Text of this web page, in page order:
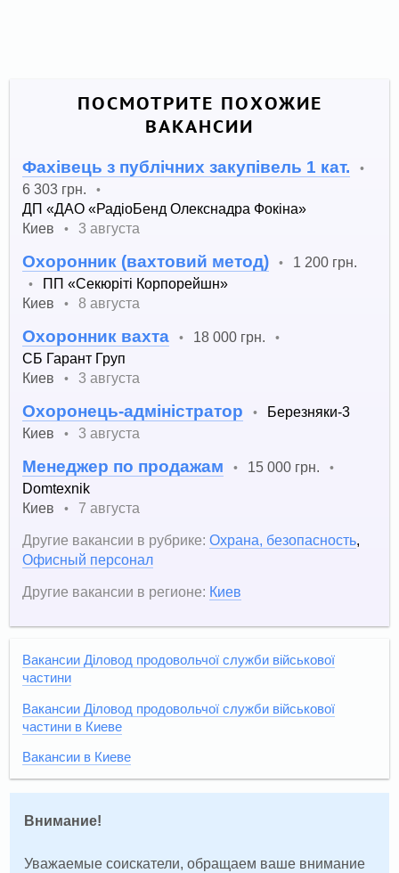
ПОСМОТРИТЕ ПОХОЖИЕ
ВАКАНСИИ
Фахівець з публічних закупівель 1 кат. •
6 303 грн. •
ДП «ДАО «РадіоБенд Олекснадра Фокіна»
Киев
• 3 августа
Охоронник (вахтовий метод) • 1 200 грн.
•
ПП «Секюріті Корпорейшн»
Киев
• 8 августа
Охоронник вахта • 18 000 грн. •
СБ Гарант Груп
Киев
• 3 августа
Охоронець-адміністратор •
Березняки-3
Киев
• 3 августа
Менеджер по продажам • 15 000 грн. •
Domtexnik
Киев
•
7 августа
Другие вакансии в рубрике: Охрана, безопасность,
Офисный персонал
Другие вакансии в регионе: Киев
Вакансии Діловод продовольчої служби військової
частини
Вакансии Діловод продовольчої служби військової
частини в Киеве
Вакансии в Киеве
Внимание!
Уважаемые соискатели, обращаем ваше внимание